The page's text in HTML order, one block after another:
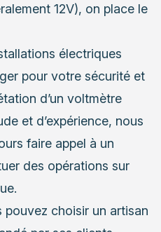
12V), on place le
électriques
pour votre sécurité et
d’un voltmètre
et d’expérience, nous
faire appel à un
des opérations sur
choisir un artisan